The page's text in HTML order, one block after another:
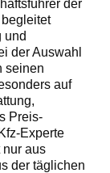
der
und
der Auswahl
seinen
auf
Preis-
Experte
nur aus
der täglichen